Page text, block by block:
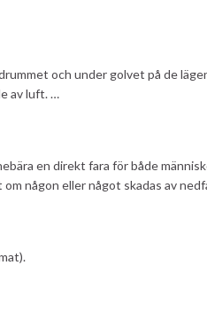
och under golvet på de
av luft. …
en direkt fara för både
någon eller något skadas av